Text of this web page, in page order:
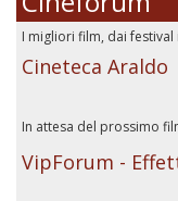
I migliori film, dai
Cineteca Araldo
In attesa del prossimo
VipForum -